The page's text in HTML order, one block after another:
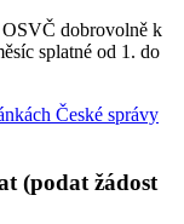
OSVČ dobrovolně k
splatné od 1. do
České správy
(podat žádost